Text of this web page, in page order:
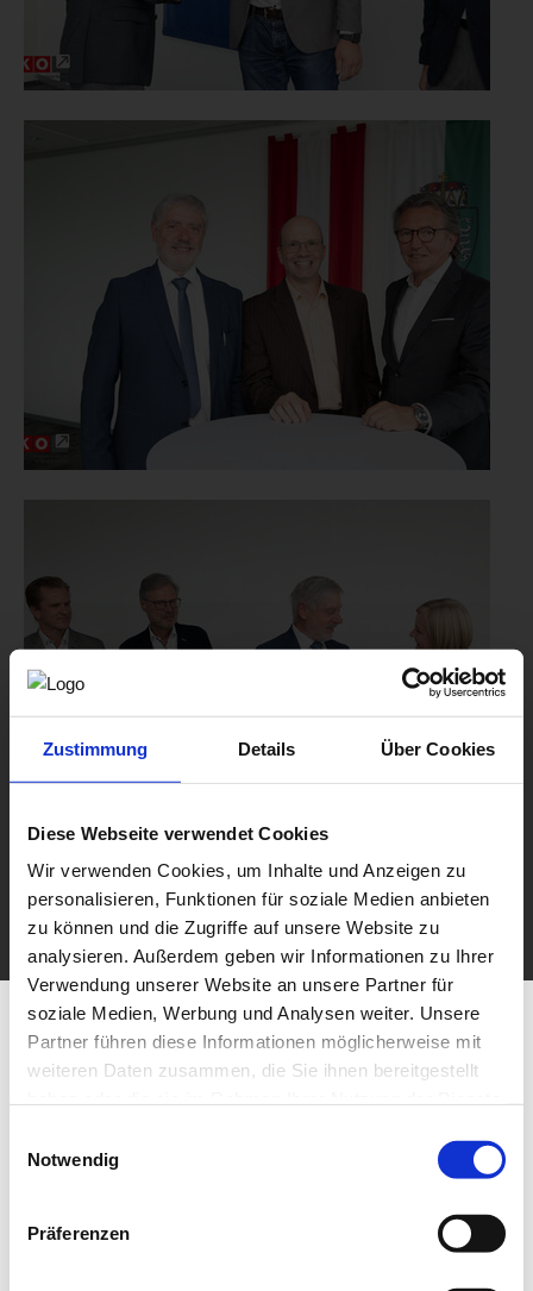
Zustimmung Details Über Cookies
Diese Webseite verwendet Cookies
Wir verwenden Cookies, um Inhalte und Anzeigen zu
personalisieren, Funktionen für soziale Medien anbieten
zu können und die Zugriffe auf unsere Website zu
analysieren. Außerdem geben wir Informationen zu Ihrer
Verwendung unserer Website an unsere Partner für
soziale Medien, Werbung und Analysen weiter. Unsere
Partner führen diese Informationen möglicherweise mit
weiteren Daten zusammen, die Sie ihnen bereitgestellt
Notwendig
Präferenzen